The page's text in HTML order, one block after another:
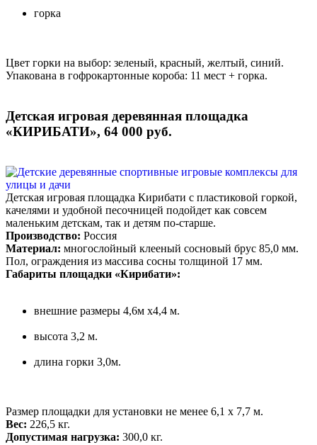
горка
Цвет горки на выбор: зеленый, красный, желтый, синий.
Упакована в гофрокартонные короба: 11 мест + горка.
Детская игровая деревянная площадка
«КИРИБАТИ», 64 000 руб.
Детская игровая площадка Кирибати с пластиковой горкой,
качелями и удобной песочницей подойдет как совсем
маленьким детскам, так и детям по-старше.
Производство: Россия
Материал: многослойный клееный сосновый брус 85,0 мм.
Пол, ограждения из массива сосны толщиной 17 мм.
Габариты площадки «Кирибати»:
внешние размеры 4,6м х4,4 м.
высота 3,2 м.
длина горки 3,0м.
Размер площадки для установки не менее 6,1 х 7,7 м.
Вес: 226,5 кг.
Допустимая нагрузка: 300,0 кг.